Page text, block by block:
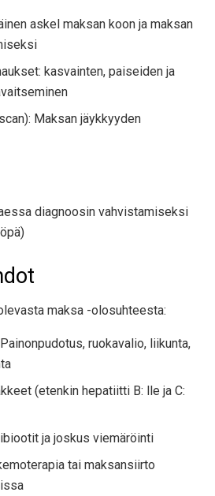
askel maksan koon ja maksan
kasvainten, paiseiden ja
Maksan jäykkyyden
diagnoosin vahvistamiseksi
maksa -olosuhteesta:
ruokavalio, liikunta,
(etenkin hepatiitti B: lle ja C:
ja joskus viemäröinti
tai maksansiirto